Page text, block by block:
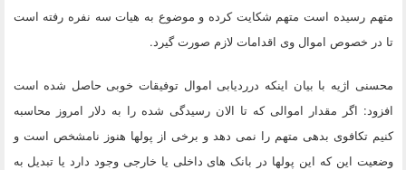
متهم رسیده است متهم شکایت کرده و موضوع به هیات سه نفره رفته است
تا در خصوص اموال وی اقدامات لازم صورت گیرد.
محسنی اژیه با بیان اینکه درردیابی اموال توفیقات خوبی حاصل شده است
افزود: اگر مقدار اموالی که تا الان رسیدگی شده را به دلار امروز محاسبه
کنیم تکافوی بدهی متهم را نمی دهد و برخی از پولها هنوز نامشخص است و
وضعیت این که این پولها در بانک های داخلی یا خارجی وجود دارد یا تبدیل به